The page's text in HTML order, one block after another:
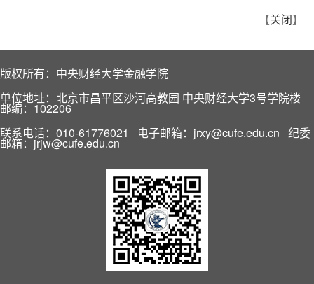
【关闭】
版权所有：中央财经大学金融学院
单位地址：北京市昌平区沙河高教园 中央财经大学3号学院楼
邮编：102206
联系电话：010-61776021 电子邮箱：jrxy@cufe.edu.cn 纪委
邮箱：jrjw@cufe.edu.cn